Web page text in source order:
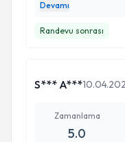
destek olan
daha rahat
için minnettarım.
ameliyata karar
Devamı
Randevu sonrası
S*** A***
Zamanlama
5.0